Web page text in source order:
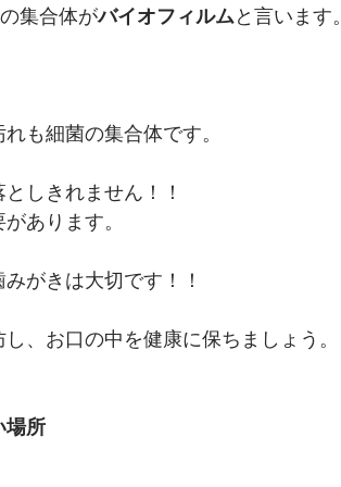
集合体がバイオフィルムと言います
も細菌の集合体です。
しきれません！！
あります。
がきは大切です！！
、お口の中を健康に保ちましょう。
場所